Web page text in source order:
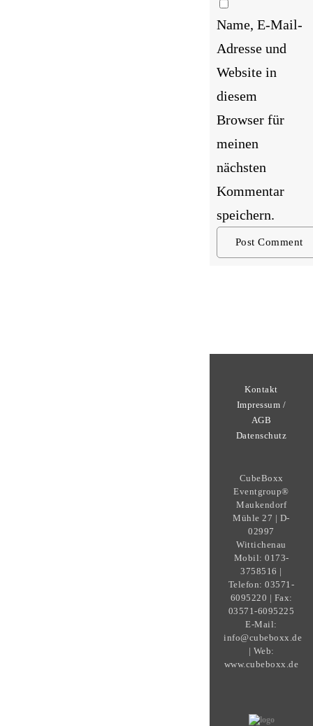
Name, E-Mail-
Adresse und
Website in
diesem
Browser für
meinen
nächsten
Kommentar
speichern.
Kontakt
Impressum /
AGB
Datenschutz
CubeBoxx
Eventgroup®
Maukendorf
Mühle 27 | D-
02997
Wittichenau
Mobil: 0173-
3758516 |
Telefon: 03571-
6095220 | Fax:
03571-6095225
E-Mail:
info@cubeboxx.de
| Web:
www.cubeboxx.de